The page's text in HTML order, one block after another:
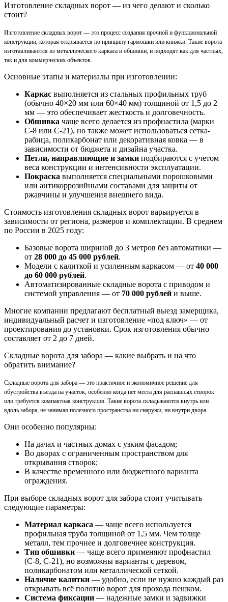
Изготовление складных ворот — из чего делают и сколько
стоит?
Изготовление складных ворот — это процесс создания прочной и функциональной
конструкции, которая открывается по принципу гармошки или книжки. Такие ворота
изготавливаются из металлического каркаса и обшивки, и подходят как для частных,
так и для коммерческих объектов.
Основные этапы и материалы при изготовлении:
Каркас выполняется из стальных профильных труб
(обычно 40×20 мм или 60×40 мм) толщиной от 1,5 до 2
мм — это обеспечивает жесткость и долговечность.
Обшивка чаще всего делается из профнастила (марки
С-8 или С-21), но также может использоваться сетка-
рабица, поликарбонат или декоративная ковка — в
зависимости от бюджета и дизайна участка.
Петли, направляющие и замки подбираются с учетом
веса конструкции и интенсивности эксплуатации.
Покраска выполняется специальными порошковыми
или антикоррозийными составами для защиты от
ржавчины и улучшения внешнего вида.
Стоимость изготовления складных ворот варьируется в
зависимости от региона, размеров и комплектации. В среднем
по России в 2025 году:
Базовые ворота шириной до 3 метров без автоматики —
от 28 000 до 45 000 рублей.
Модели с калиткой и усиленным каркасом — от 40 000
до 60 000 рублей.
Автоматизированные складные ворота с приводом и
системой управления — от 70 000 рублей и выше.
Многие компании предлагают бесплатный выезд замерщика,
индивидуальный расчет и изготовление «под ключ» — от
проектирования до установки. Срок изготовления обычно
составляет от 2 до 7 дней.
Складные ворота для забора — какие выбрать и на что
обратить внимание?
Складные ворота для забора — это практичное и экономичное решение для
обустройства въезда на участок, особенно когда нет места для распашных створок
или требуется компактная конструкция. Такие ворота складываются внутрь или
вдоль забора, не занимая полезного пространства ни снаружи, ни внутри двора.
Они особенно популярны:
На дачах и частных домах с узким фасадом;
Во дворах с ограниченным пространством для
открывания створок;
В качестве временного или бюджетного варианта
ограждения.
При выборе складных ворот для забора стоит учитывать
следующие параметры:
Материал каркаса — чаще всего используется
профильная труба толщиной от 1,5 мм. Чем толще
металл, тем прочнее и долговечнее конструкция.
Тип обшивки — чаще всего применяют профнастил
(С-8, С-21), но возможны варианты с деревом,
поликарбонатом или металлической сеткой.
Наличие калитки — удобно, если не нужно каждый раз
открывать всё полотно ворот для прохода пешком.
Система фиксации — надежные замки и задвижки